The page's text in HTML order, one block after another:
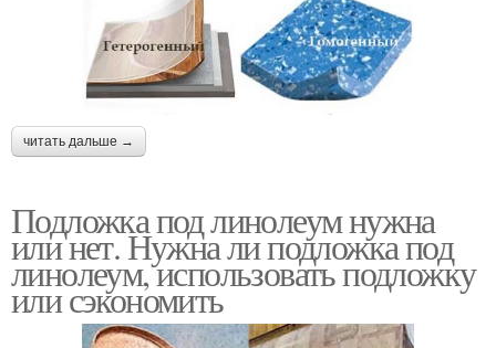
читать дальше →
Подложка под линолеум нужна
или нет. Нужна ли подложка под
линолеум, использовать подложку
или сэкономить